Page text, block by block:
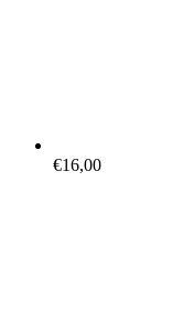
€16,00